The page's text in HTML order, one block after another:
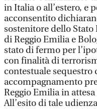
in Italia o all’estero, e
acconsentito
sostenitore dello
di Reggio Emilia e
stato di fermo per
con finalità di
contestuale sequestro
accompagnamento
Reggio Emilia in
All’esito di tale